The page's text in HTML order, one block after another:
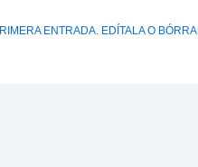
ENTRADA. EDÍTALA O